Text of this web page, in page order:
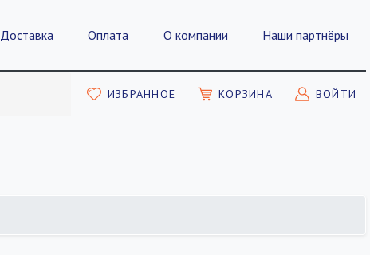
Доставка Оплата О компании Наши партнёры
ИЗБРАННОЕ КОРЗИНА ВОЙТИ